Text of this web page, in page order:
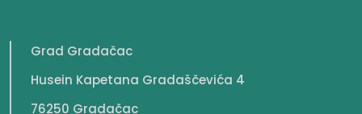
Grad Gradačac
Husein Kapetana Gradaščevića 4
76250 Gradačac